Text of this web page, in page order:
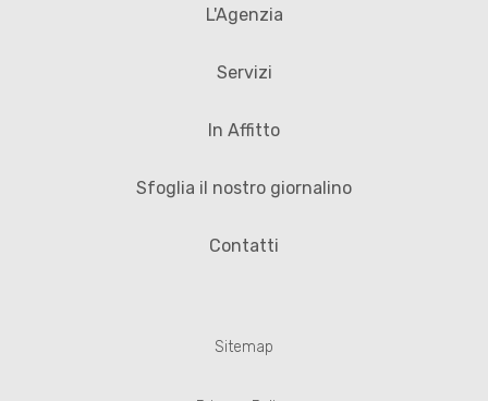
L'Agenzia
Servizi
In Affitto
Sfoglia il nostro giornalino
Contatti
Sitemap